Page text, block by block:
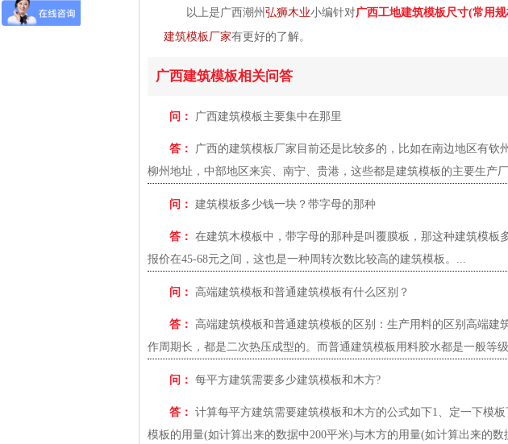
以上是广西潮州 弘狮木业小编针对广西工地建筑模板尺寸(常用
建筑模板厂家有更好的了解。
广西建筑模板相关问答
问： 广西建筑模板主要集中在那里
答：
广西的建筑模板厂家目前还是比较多的，比如在南边地区有钦
柳州地址，中部地区来宾、南宁、贵港，这些都是建筑模板的主要生产
问： 建筑模板多少钱一块？带字母的那种
答： 在建筑木模板中，带字母的那种是叫覆膜板，那这种建筑模板
报价在45-68元之间，这也是一种周转次数比较高的建筑模板。...
问： 高端建筑模板和普通建筑模板有什么区别？
答：
高端建筑模板和普通建筑模板的区别：生产用料的区别高端建
作周期长，都是二次热压成型的。而普通建筑模板用料胶水都是一般等
问： 每平方建筑需要多少建筑模板和木方?
答： 计算每平方建筑需要建筑模板和木方的公式如下1、定一下模
模板的用量(如计算出来的数据中200平米)与木方的用量(如计算出来的数